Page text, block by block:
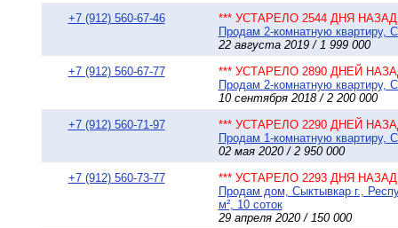
+7 (912) 560-67-46
*** УСТАРЕЛО 2544 ДНЯ НАЗАД
Продам 2-комнатную квартиру,
22 августа 2019 / 1 999 000
+7 (912) 560-67-77
*** УСТАРЕЛО 2890 ДНЕЙ
Продам 2-комнатную квартиру,
10 сентября 2018 / 2 200 000
+7 (912) 560-71-97
*** УСТАРЕЛО 2290 ДНЕЙ
Продам 1-комнатную квартиру,
02 мая 2020 / 2 950 000
+7 (912) 560-73-77
*** УСТАРЕЛО 2293 ДНЯ НАЗАД
Продам дом, Сыктывкар г.,
м², 10 соток
29 апреля 2020 / 150 000